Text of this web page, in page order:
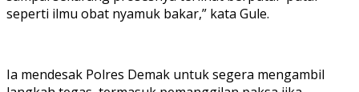
seperti ilmu obat nyamuk bakar,” kata Gule.
Ia mendesak Polres Demak untuk segera mengambil